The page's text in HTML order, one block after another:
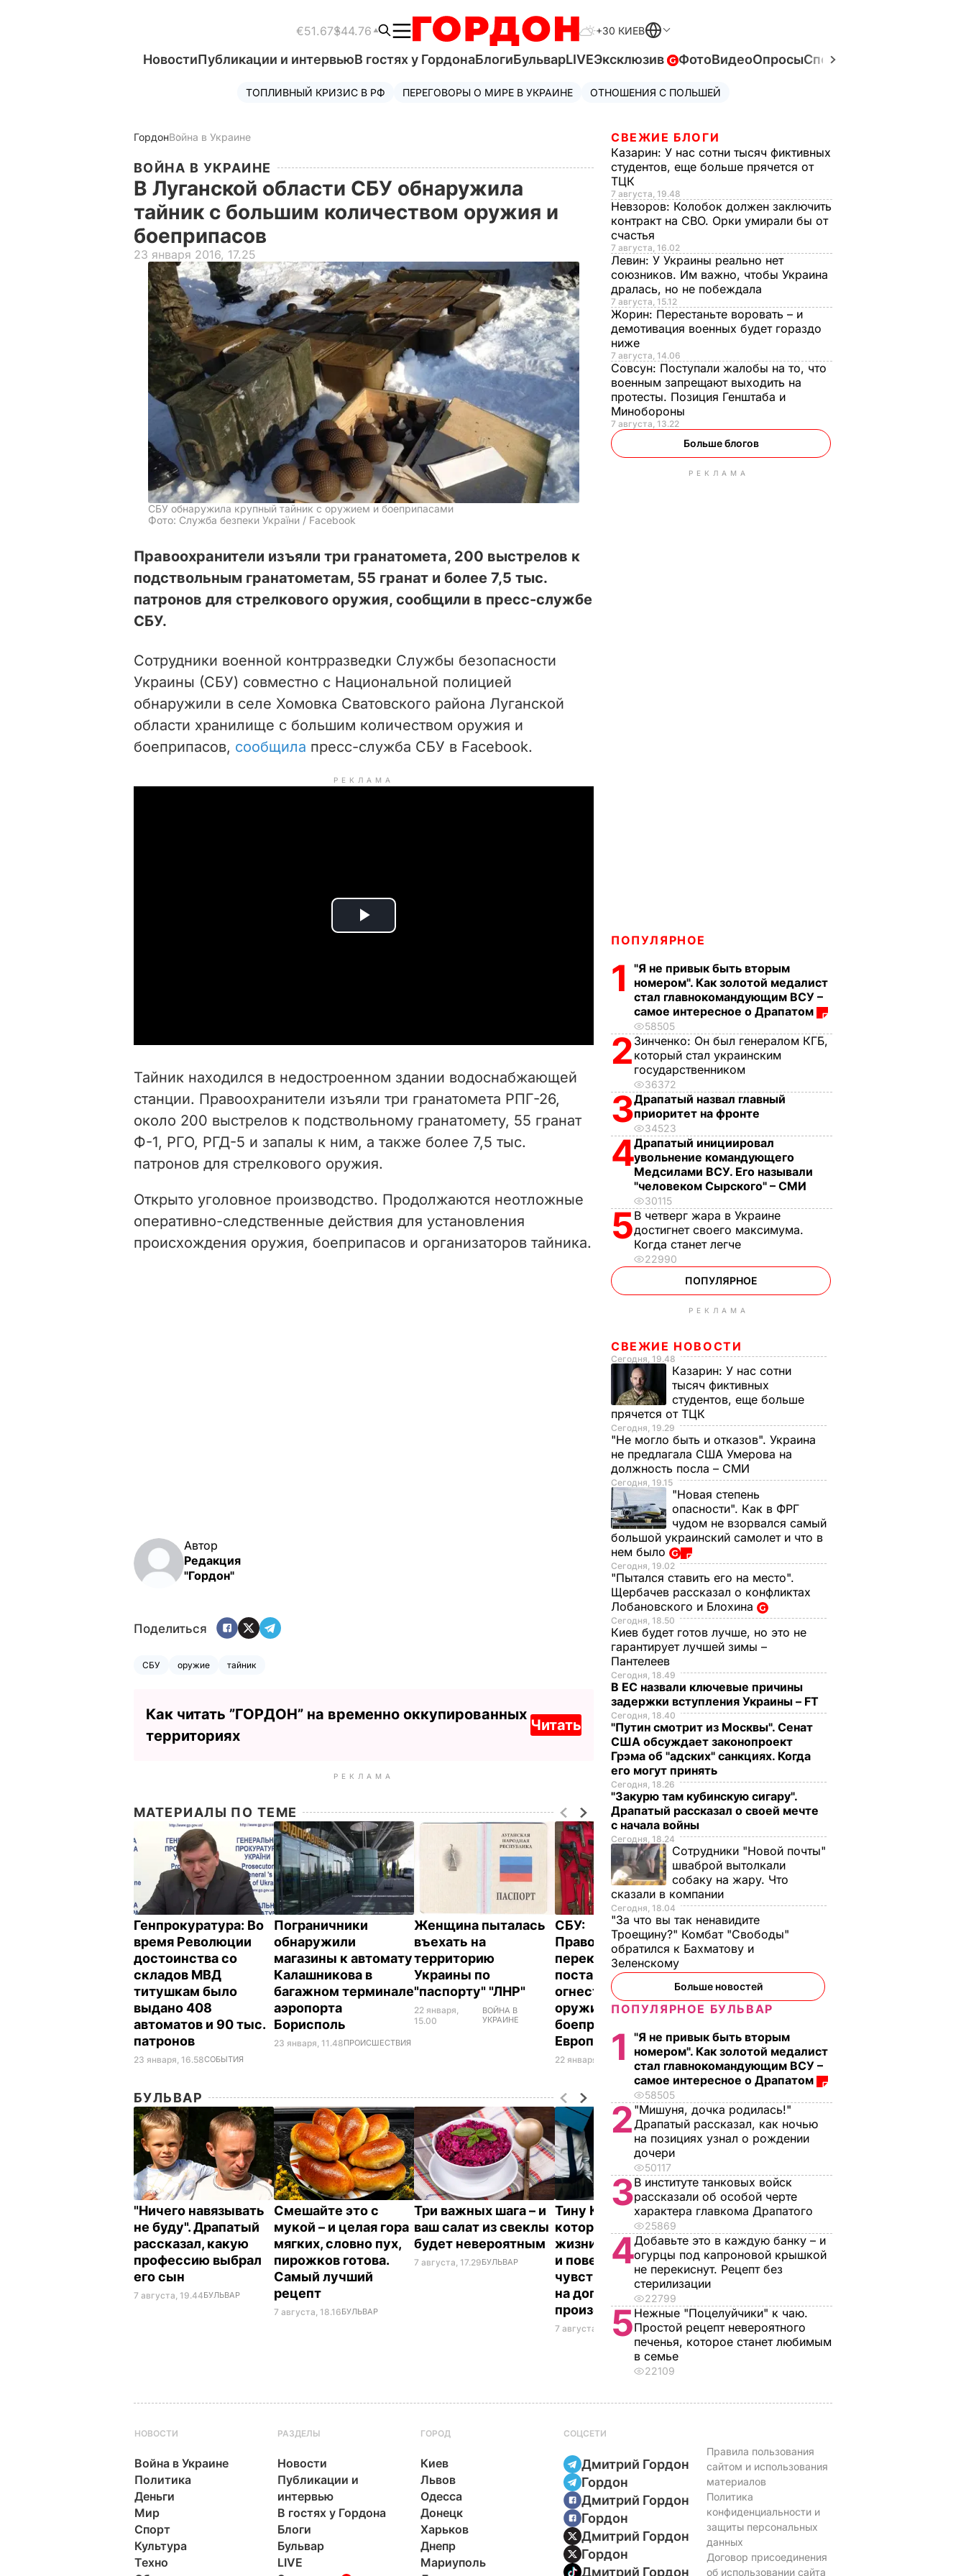
€51.67$44.76 +30 КИЕВ
НовостиПубликации и интервьюВ гостях у ГордонаБлогиБульварLIVEЭксклюзив ФотоВидеоОпросыСпецпроекты
ТОПЛИВНЫЙ КРИЗИС В РФ ПЕРЕГОВОРЫ О МИРЕ В УКРАИНЕ ОТНОШЕНИЯ С ПОЛЬШЕЙ
ГордонВойна в Украине
ВОЙНА В УКРАИНЕ
В Луганской области СБУ обнаружила
тайник с большим количеством оружия и
боеприпасов
23 января 2016, 17.25
СБУ обнаружила крупный тайник с оружием и боеприпасами
Фото: Служба безпеки України / Facebook
Правоохранители изъяли три гранатомета, 200 выстрелов к
подствольным гранатометам, 55 гранат и более 7,5 тыс.
патронов для стрелкового оружия, сообщили в пресс-службе
СБУ.
Сотрудники военной контрразведки Службы безопасности
Украины (СБУ) совместно с Национальной полицией
обнаружили в селе Хомовка Сватовского района Луганской
области хранилище с большим количеством оружия и
боеприпасов, сообщила пресс-служба СБУ в Facebook.
РЕКЛАМА
P
i
d
e
o
Тайник находился в недостроенном здании водоснабжающей
станции. Правоохранители изъяли три гранатомета РПГ-26,
около 200 выстрелов к подствольному гранатомету, 55 гранат
Ф-1, РГО, РГД-5 и запалы к ним, а также более 7,5 тыс.
патронов для стрелкового оружия.
Открыто уголовное производство. Продолжаются неотложные
оперативно-следственные действия для установления
происхождения оружия, боеприпасов и организаторов тайника.
Автор
Редакция
"Гордон"
Поделиться
СБУ оружие тайник
Как читать ”ГОРДОН” на временно оккупированных
территориях
Читать
РЕКЛАМА
МАТЕРИАЛЫ ПО ТЕМЕ
Генпрокуратура: Во
время Революции
достоинства со
складов МВД
титушкам было
выдано 408
автоматов и 90 тыс.
патронов
23 января, 16.58СОБЫТИЯ
Пограничники
обнаружили
магазины к автомату
Калашникова в
багажном терминале
аэропорта
Борисполь
23 января, 11.48ПРОИСШЕСТВИЯ
Женщина пыталась
въехать на
территорию
Украины по
"паспорту" "ЛНР"
22 января,
15.00
ВОЙНА В
УКРАИНЕ
СБУ:
Правоохранители
перекрыли канал
поставки
огнестрельного
оружия и
боеприпасов из
Европы
22 января, 05.41ОБЩЕСТВО
В Луганской области
военные
обнаружили тайник
с боеприпасами.
Фоторепортаж
21 января, 15.47СОБЫТИЯ
БУЛЬВАР
"Ничего навязывать
не буду". Драпатый
рассказал, какую
профессию выбрал
его сын
7 августа, 19.44БУЛЬВАР
Смешайте это с
мукой – и целая гора
мягких, словно пух,
пирожков готова.
Самый лучший
рецепт
7 августа, 18.16БУЛЬВАР
Три важных шага – и
ваш салат из свеклы
будет невероятным
7 августа, 17.29БУЛЬВАР
Тину Кароль,
которая "впервые в
жизни расслабилась
и поверила
чувствам", вызвали
на допрос. Что
произошло
7 августа, 17.28 БУЛЬВАР
Всего три
несколько минут – и
вы получите дома
натуральное
мороженое
7 августа, 16.17БУЛЬВАР
СВЕЖИЕ БЛОГИ
Казарин: У нас сотни тысяч фиктивных
студентов, еще больше прячется от
ТЦК
7 августа, 19.48
Невзоров: Колобок должен заключить
контракт на СВО. Орки умирали бы от
счастья
7 августа, 16.02
Левин: У Украины реально нет
союзников. Им важно, чтобы Украина
дралась, но не побеждала
7 августа, 15.12
Жорин: Перестаньте воровать – и
демотивация военных будет гораздо
ниже
7 августа, 14.06
Совсун: Поступали жалобы на то, что
военным запрещают выходить на
протесты. Позиция Генштаба и
Минобороны
7 августа, 13.22
Больше блогов
РЕКЛАМА
ПОПУЛЯРНОЕ
1
"Я не привык быть вторым
номером". Как золотой медалист
стал главнокомандующим ВСУ –
самое интересное о Драпатом
58505
2 Зинченко: Он был генералом КГБ,
который стал украинским
государственником
36372
3Драпатый назвал главный
приоритет на фронте
34523
4Драпатый инициировал
увольнение командующего
Медсилами ВСУ. Его называли
"человеком Сырского" – СМИ
30115
5В четверг жара в Украине
достигнет своего максимума.
Когда станет легче
22990
ПОПУЛЯРНОЕ
РЕКЛАМА
СВЕЖИЕ НОВОСТИ
Сегодня, 19.48
Казарин: У нас сотни
тысяч фиктивных
студентов, еще больше
прячется от ТЦК
Сегодня, 19.29
"Не могло быть и отказов". Украина
не предлагала США Умерова на
должность посла – СМИ
Сегодня, 19.15
"Новая степень
опасности". Как в ФРГ
чудом не взорвался самый
большой украинский самолет и что в
нем было
Сегодня, 19.02
"Пытался ставить его на место".
Щербачев рассказал о конфликтах
Лобановского и Блохина
Сегодня, 18.50
Киев будет готов лучше, но это не
гарантирует лучшей зимы –
Пантелеев
Сегодня, 18.49
В ЕС назвали ключевые причины
задержки вступления Украины – FT
Сегодня, 18.40
"Путин смотрит из Москвы". Сенат
США обсуждает законопроект
Грэма об "адских" санкциях. Когда
его могут принять
Сегодня, 18.26
"Закурю там кубинскую сигару".
Драпатый рассказал о своей мечте
с начала войны
Сегодня, 18.24
Сотрудники "Новой почты"
шваброй вытолкали
собаку на жару. Что
сказали в компании
Сегодня, 18.04
"За что вы так ненавидите
Троещину?" Комбат "Свободы"
обратился к Бахматову и
Зеленскому
Больше новостей
ПОПУЛЯРНОЕ БУЛЬВАР
1
"Я не привык быть вторым
номером". Как золотой медалист
стал главнокомандующим ВСУ –
самое интересное о Драпатом
58505
2 "Мишуня, дочка родилась!"
Драпатый рассказал, как ночью
на позициях узнал о рождении
дочери
50117
3В институте танковых войск
рассказали об особой черте
характера главкома Драпатого
25869
4Добавьте это в каждую банку – и
огурцы под капроновой крышкой
не перекиснут. Рецепт без
стерилизации
22799
5Нежные "Поцелуйчики" к чаю.
Простой рецепт невероятного
печенья, которое станет любимым
в семье
22109
НОВОСТИ
Война в Украине
Политика
Деньги
Мир
Спорт
Культура
Техно
РАЗДЕЛЫ
Новости
Публикации и
интервью
В гостях у Гордона
Блоги
Бульвар
LIVE
ГОРОД
Киев
Львов
Одесса
Донецк
Харьков
Днепр
Мариуполь
СОЦСЕТИ
Дмитрий Гордон
Гордон
Дмитрий Гордон
Гордон
Дмитрий Гордон
Гордон
Дмитрий Гордон
Правила пользования
сайтом и использования
материалов
Политика
конфиденциальности и
защиты персональных
данных
Договор присоединения
об использовании сайта